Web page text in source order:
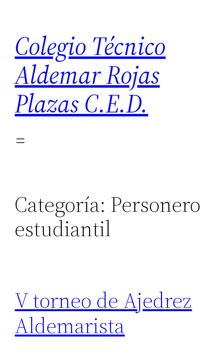
contenido
Colegio Técnico
Aldemar Rojas
Plazas C.E.D.
Categoría: Personero
estudiantil
V torneo de Ajedrez
Aldemarista